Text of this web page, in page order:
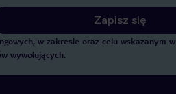
Zapisz się
w zakresie oraz celu wskazanym w
wywołujących.